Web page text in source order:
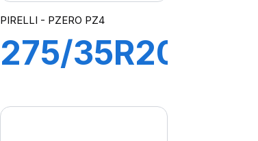
PIRELLI - PZERO PZ4
275/35R20